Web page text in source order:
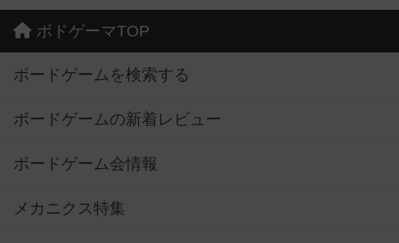
ボドゲーマTOP
ボードゲームを検索する
ボードゲームの新着レビュー
ボードゲーム会情報
メカニクス特集